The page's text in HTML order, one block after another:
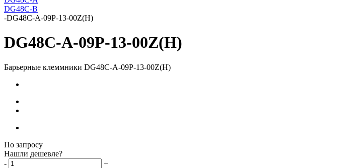
DG48C-B
-DG48C-A-09P-13-00Z(H)
DG48C-A-09P-13-00Z(H)
Барьерные клеммники DG48C-A-09P-13-00Z(H)
По запросу
Нашли дешевле?
-
+